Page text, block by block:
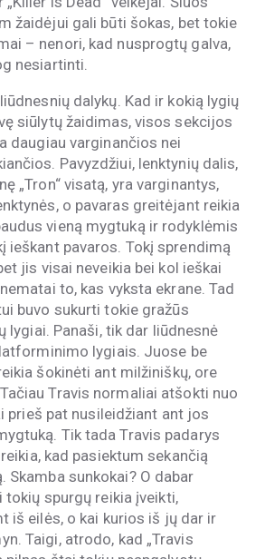
žaidėjui gali būti šokas, bet tokie
– nenori, kad nusprogtų galva,
nesiartinti.
dalykų. Kad ir kokią lygių
siūlytų žaidimas, visos sekcijos
daugiau varginančios nei
Pavyzdžiui, lenktynių dalis,
„Tron“ visatą, yra varginantys,
o pavaras greitėjant reikia
vieną mygtuką ir rodyklėmis
ieškant pavaros. Tokį sprendimą
jis visai neveikia bei kol ieškai
to, kas vyksta ekrane. Tad
buvo sukurti tokie gražūs
lygiai. Panaši, tik dar liūdnesnė
lygiais. Juose be
šokinėti ant milžiniškų, ore
Travis normaliai atšokti nuo
prieš pat nusileidžiant ant jos
Tik tada Travis padarys
kad pasiektum sekančią
Skamba sunkokai? O dabar
tokių spurgų reikia įveikti,
iš eilės, o kai kurios iš jų dar ir
Taigi, atrodo, kad „Travis